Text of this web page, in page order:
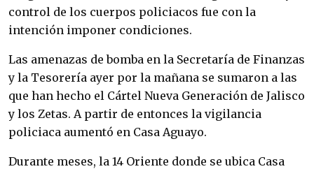
control de los cuerpos policiacos fue con la
intención imponer condiciones.
Las amenazas de bomba en la Secretaría de Finanzas
y la Tesorería ayer por la mañana se sumaron a las
que han hecho el Cártel Nueva Generación de Jalisco
y los Zetas. A partir de entonces la vigilancia
policiaca aumentó en Casa Aguayo.
Durante meses, la 14 Oriente donde se ubica Casa